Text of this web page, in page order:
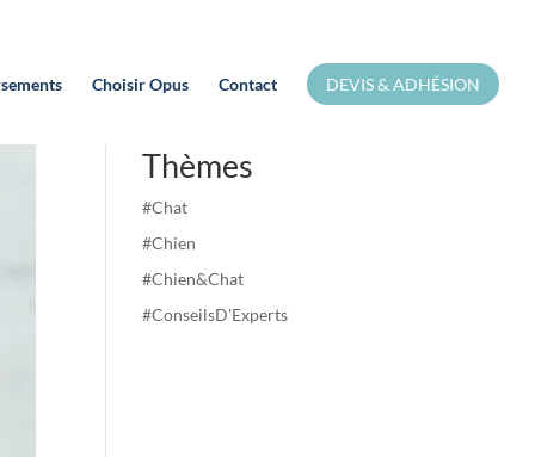
Choisir Opus Contact DEVIS & ADHÉSION
Blog Opus
Thèmes
#Chat
#Chien
#Chien&Chat
#ConseilsD'Experts